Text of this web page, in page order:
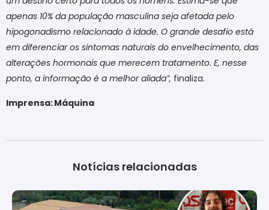
apenas 10% da população masculina seja afetada pelo
hipogonadismo relacionado à idade. O grande desafio está
em diferenciar os sintomas naturais do envelhecimento, das
alterações hormonais que merecem tratamento. E, nesse
ponto, a informação é a melhor aliada”, finaliza.
Imprensa: Máquina
Notícias relacionadas